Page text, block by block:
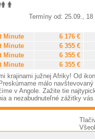
Termíny od: 25.09., 18
Minute 6 176 €
Minute 6 355 €
Minute 6 355 €
Minute 6 355 €
krajinami južnej Afriky! Od
málo
v Angole. Zažite tie
a nezabudnuteľné zážitky